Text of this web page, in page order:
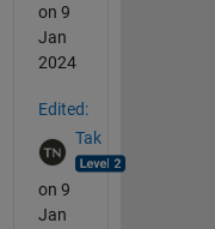
on 9
Jan
2024
Edited:
Tak
on 9
Jan